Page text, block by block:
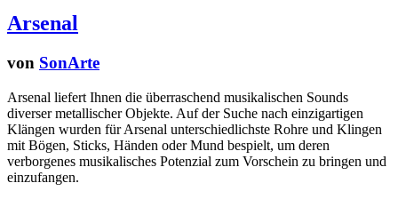
Arsenal
von SonArte
Arsenal liefert Ihnen die überraschend musikalischen Sounds
diverser metallischer Objekte. Auf der Suche nach einzigartigen
Klängen wurden für Arsenal unterschiedlichste Rohre und Klingen
mit Bögen, Sticks, Händen oder Mund bespielt, um deren
verborgenes musikalisches Potenzial zum Vorschein zu bringen und
einzufangen.